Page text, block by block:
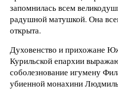
запомнилась всем
радушной матушкой. Она
открыта.
Духовенство и прихожане
Курильской епархии
соболезнование игумену
убиенной монахини